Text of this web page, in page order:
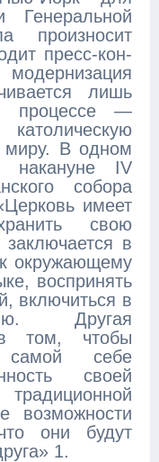
Генеральной
произносит
пресс-кон-
лишь
процессе —
миру. В одном
накануне IV
собора
имеет
свою
в
окружающему
воспринять
включиться в
Другая
в том, чтобы
себе
своей
возможности
они будут
1.